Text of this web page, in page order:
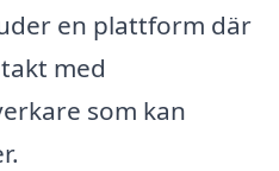
en plattform där
med
som kan